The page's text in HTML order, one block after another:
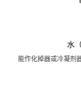
水
能作化掉器或冷凝剂